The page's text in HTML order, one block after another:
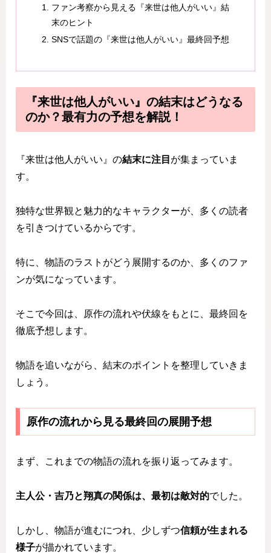
ファン考察から見える『来世は他人がいい』結
末のヒント
SNSで話題の『来世は他人がいい』最終回予想
『来世は他人がいい』の結末はどうなる
のか？最有力の予想を解説！
『来世は他人がいい』の結末に注目 が集まっていま
す。
独特な世界観と魅力的なキャラクターが、多くの読者
を引きつけているからです。
特に、物語のラストがどう展開するのか、多くのファ
ンが気になっています。
そこで今回は、原作の流れや伏線をもとに、最終回を
徹底予想します。
物語を追いながら、結末のポイントを整理していきま
しょう。
原作の流れから見る最終回の展開予想
まず、これまでの物語の流れを振り返ってみます。
主人公・吉乃と翔真の関係は、最初は敵対的でした。
しかし、物語が進むにつれ、少しずつ信頼が生まれる
様子が描かれています。